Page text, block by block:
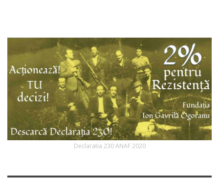
Declaratia 230 ANAF 2020